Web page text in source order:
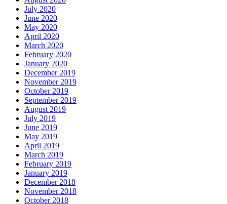
July 2020
June 2020
May 2020
April 2020
March 2020
February 2020
January 2020
December 2019
November 2019
October 2019
September 2019
August 2019
July 2019
June 2019
May 2019
April 2019
March 2019
February 2019
January 2019
December 2018
November 2018
October 2018